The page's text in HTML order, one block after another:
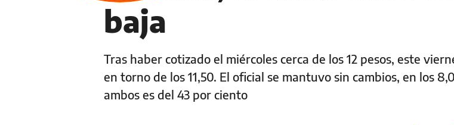
baja
Tras haber cotizado el miércoles cerca de los 12 pesos, este
en torno de los 11,50. El oficial se mantuvo sin cambios, en los
ambos es del 43 por ciento